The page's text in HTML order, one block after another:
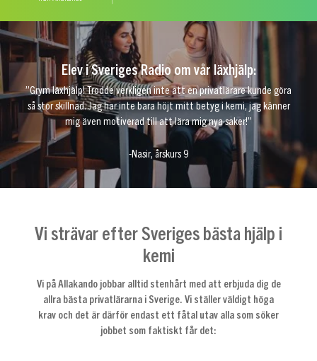
Elev i Sveriges Radio om vår läxhjälp:
”Grym läxhjälp! Trodde verkligen inte att en privatlärare kunde göra
så stor skillnad. Jag har inte bara höjt mitt betyg i kemi, jag känner
mig även motiverad till att lära mig nya saker!”
-Nasir, årskurs 9
Vi strävar efter Sveriges bästa hjälp i
kemi
Vi på Allakando jobbar alltid stenhårt med att erbjuda dig de
allra bästa privatlärarna i Sverige. Vi ställer väldigt höga
krav och det är därför endast ett fåtal utav alla som söker
jobbet som faktiskt får det: